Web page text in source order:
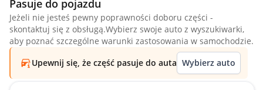
Pasuje do pojazdu
Jeżeli nie jesteś pewny poprawności doboru części -
skontaktuj się z obsługą.Wybierz swoje auto z wyszukiwarki,
aby poznać szczególne warunki zastosowania w samochodzie.
Upewnij się, że część pasuje do auta Wybierz auto